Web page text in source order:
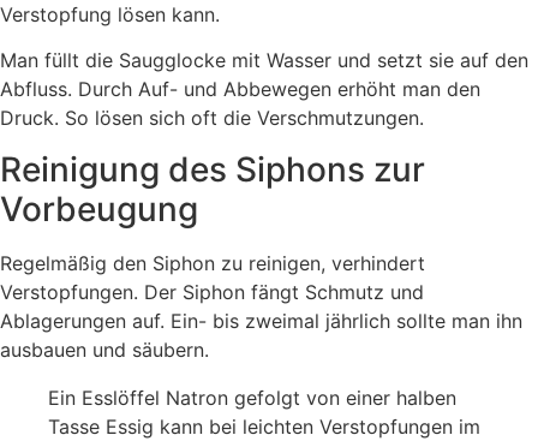
Verstopfung lösen kann.
Man füllt die Saugglocke mit Wasser und setzt sie auf den
Abfluss. Durch Auf- und Abbewegen erhöht man den
Druck. So lösen sich oft die Verschmutzungen.
Reinigung des Siphons zur
Vorbeugung
Regelmäßig den Siphon zu reinigen, verhindert
Verstopfungen. Der Siphon fängt Schmutz und
Ablagerungen auf. Ein- bis zweimal jährlich sollte man ihn
ausbauen und säubern.
Ein Esslöffel Natron gefolgt von einer halben
Tasse Essig kann bei leichten Verstopfungen im